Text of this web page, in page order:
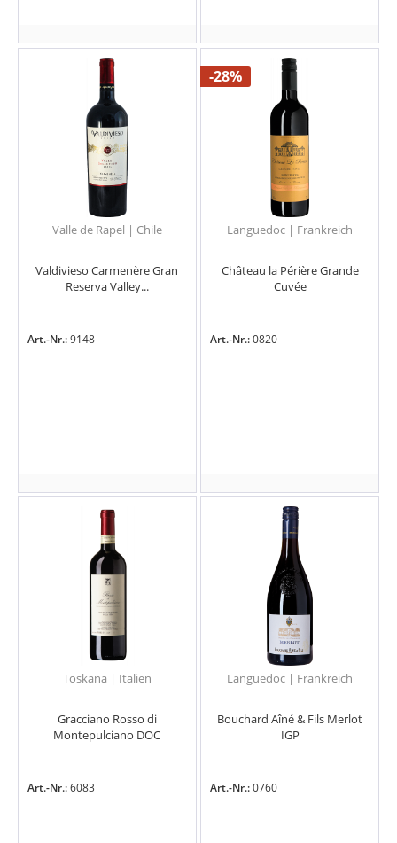
Valle de Rapel | Chile
Valdivieso Carmenère Gran
Reserva Valley...
Art.-Nr.:9148
-28%
Languedoc | Frankreich
Château la Périère Grande
Cuvée
Art.-Nr.:0820
Toskana | Italien
Gracciano Rosso di
Montepulciano DOC
Art.-Nr.:6083
Languedoc | Frankreich
Bouchard Aîné & Fils Merlot
IGP
Art.-Nr.:0760